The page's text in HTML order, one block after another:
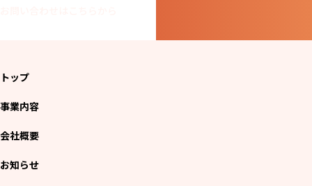
トップ
事業内容
会社概要
お知らせ